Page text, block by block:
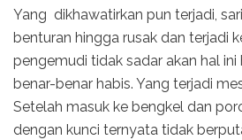
Yang dikhawatirkan pun terjadi,
benturan hingga rusak dan terjadi
pengemudi tidak sadar akan hal
benar-benar habis. Yang terjadi
Setelah masuk ke bengkel dan
dengan kunci ternyata tidak